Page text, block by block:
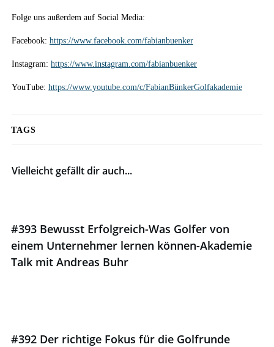
Folge uns außerdem auf Social Media:
Facebook: https://www.facebook.com/fabianbuenker
Instagram: https://www.instagram.com/fabianbuenker
YouTube: https://www.youtube.com/c/FabianBünkerGolfakademie
TAGS
Vielleicht gefällt dir auch...
#393 Bewusst Erfolgreich-Was Golfer von
einem Unternehmer lernen können-Akademie
Talk mit Andreas Buhr
#392 Der richtige Fokus für die Golfrunde